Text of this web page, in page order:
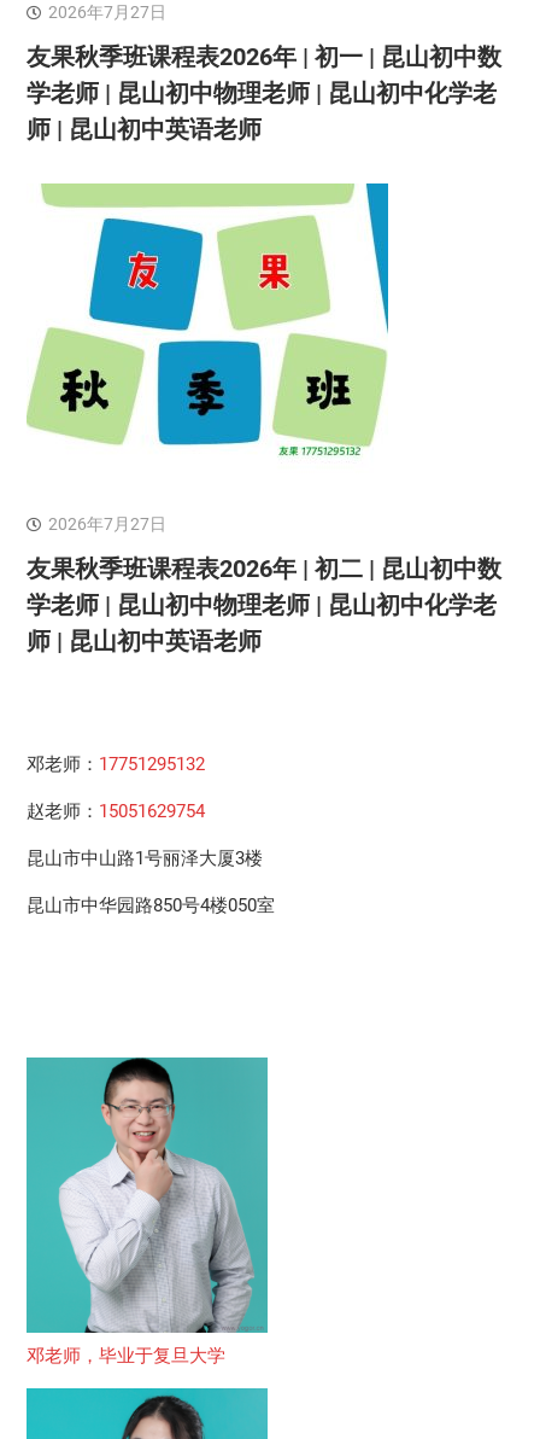
2026年7月27日
友果秋季班课程表2026年 | 初一 | 昆山初中数
学老师 | 昆山初中物理老师 | 昆山初中化学老
师 | 昆山初中英语老师
2026年7月27日
友果秋季班课程表2026年 | 初二 | 昆山初中数
学老师 | 昆山初中物理老师 | 昆山初中化学老
师 | 昆山初中英语老师
邓老师： 17751295132
赵老师： 15051629754
昆山市中山路1号丽泽大厦3楼
昆山市中华园路850号4楼050室
邓老师，毕业于复旦大学